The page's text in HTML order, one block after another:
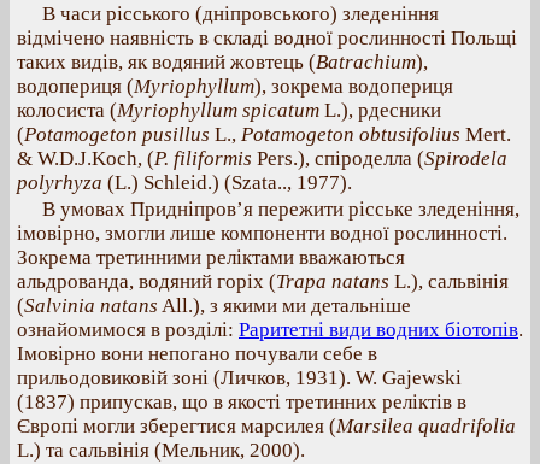
В часи рісського (дніпровського) зледеніння
відмічено наявність в складі водної рослинності Польщі
таких видів, як водяний жовтець (Batrachium),
водопериця (Myriophyllum), зокрема водопериця
колосиста (Myriophyllum spicatum L.), рдесники
(Potamogeton pusillus L., Potamogeton obtusifolius Mert.
& W.D.J.Koch, (P. filiformis Pers.), спіроделла (Spirodela
polyrhyza (L.) Schleid.) (Szata.., 1977).
В умовах Придніпров’я пережити рісське зледеніння,
імовірно, змогли лише компоненти водної рослинності.
Зокрема третинними реліктами вважаються
альдрованда, водяний горіх (Trapa natans L.), сальвінія
(Salvinia natans All.), з якими ми детальніше
ознайомимося в розділі: Раритетні види водних біотопів.
Імовірно вони непогано почували себе в
прильодовиковій зоні (Личков, 1931). W. Gajewski
(1837) припускав, що в якості третинних реліктів в
Європі могли зберегтися марсилея (Marsilea quadrifolia
L.) та сальвінія (Мельник, 2000).